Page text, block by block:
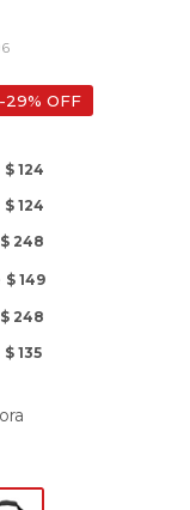
29
$ 124
$ 124
$ 248
$ 149
$ 248
$ 135